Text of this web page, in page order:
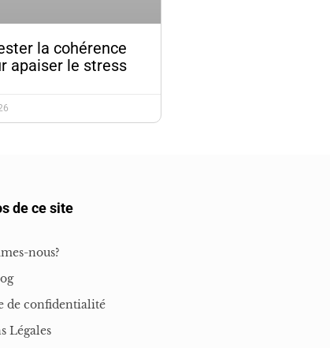
la cohérence
apaiser le stress
de ce site
nous?
de confidentialité
Légales